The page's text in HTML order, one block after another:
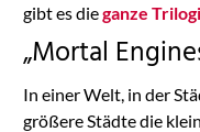
gibt es dieganze
„Mortal
In einer Welt, in der
größere Städte die